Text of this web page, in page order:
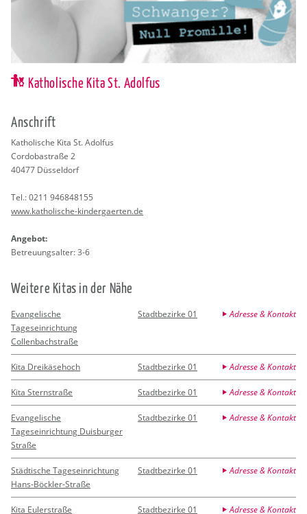
Katholische Kita St. Adolfus
An­schrift
Ka­tho­li­sche Kita St. Adol­fus
Cor­do­ba­stra­ße 2
40477 Düs­sel­dorf
Tel.:0211 946848155
www.​katholische-​kin​derg​aert​en.​de
An­ge­bot:
Be­treu­ungs­al­ter: 3-6
Wei­te­re Kitas in der Nähe
Evangelische
Tageseinrichtung
Collenbachstraße
Stadtbezirke 01 Adresse & Kontakt
Kita Dreikäsehoch Stadtbezirke 01 Adresse & Kontakt
Kita Sternstraße Stadtbezirke 01 Adresse & Kontakt
Evangelische
Tageseinrichtung Duisburger
Straße
Stadtbezirke 01 Adresse & Kontakt
Städtische Tageseinrichtung
Hans-Böckler-Straße
Stadtbezirke 01 Adresse & Kontakt
Kita Eulerstraße Stadtbezirke 01 Adresse & Kontakt